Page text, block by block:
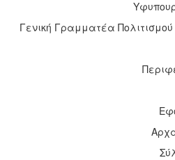
Γενική Γραμματέα